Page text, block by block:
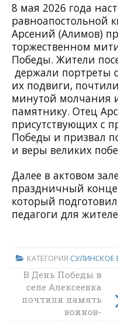
8 мая 2026 года
равноапостольной
Арсений (Алимов)
торжественном
Победы. Жители
держали портреты
их подвиги,
минутой молчания
памятнику. Отец
присутствующих с
Победы и призвал
и веры великих
Далее в актовом
праздничный
который
педагоги для
КАТЕГОРИЯ СУЛИНСКОЕ
День Победы -
день нашей
гордости,
нашего величия,
мужества и
В День Победы в
селе Алексеевка
почтили память
воинов-
освободителей